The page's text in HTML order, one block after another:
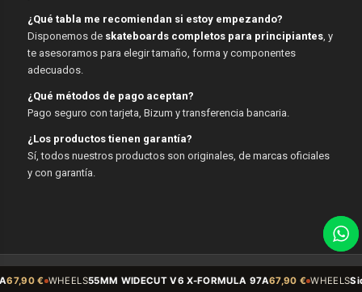
¿Qué tabla me recomiendan si estoy empezando?
Disponemos de skateboards completos para principiantes, y
te asesoramos para elegir tamaño, forma y componentes
adecuados.
¿Qué métodos de pago aceptan?
Pago seguro con tarjeta, Bizum y transferencia bancaria.
¿Los productos tienen garantía?
Sí, todos nuestros productos son originales, de marcas oficiales
y con garantía.
© Copyright - State BCN - 2026
55MM WIDECUT V6 X-FORMULA 97A67,90 € WHEELSSidecut 54mm